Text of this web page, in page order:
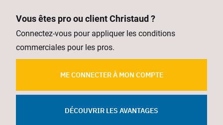
Vous êtes pro ou client Christaud ?
Connectez-vous pour appliquer les conditions
commerciales pour les pros.
ME CONNECTER À MON COMPTE
DÉCOUVRIR LES AVANTAGES